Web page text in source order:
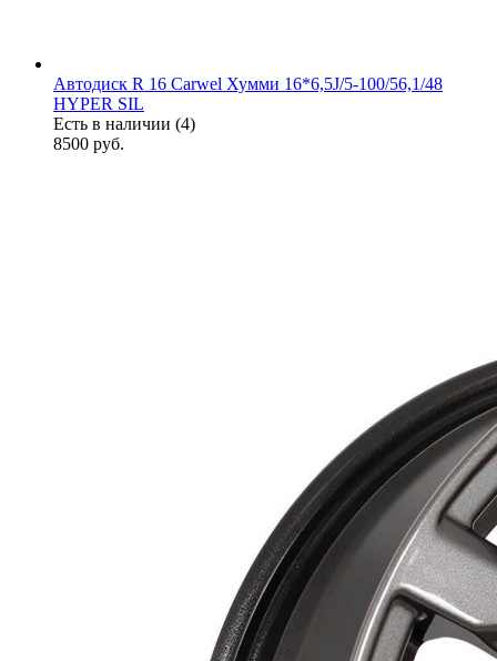
Автодиск R 16 Carwel Хумми 16*6,5J/5-100/56,1/48
HYPER SIL
Есть в наличии (4)
8500 руб.